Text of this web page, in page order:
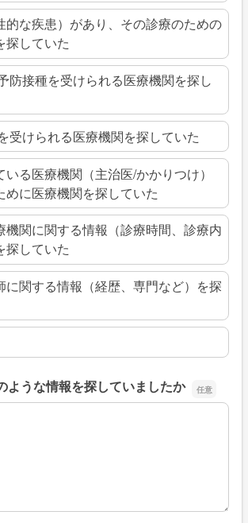
的な疾患）があり、その診療のための
探していた
防接種を受けられる医療機関を探し
受けられる医療機関を探していた
いる医療機関（主治医/かかりつけ）
めに医療機関を探していた
機関に関する情報（診療時間、診療内
探していた
に関する情報（経歴、専門など）を探
ような情報を探していましたか
うな情報を探していましたか